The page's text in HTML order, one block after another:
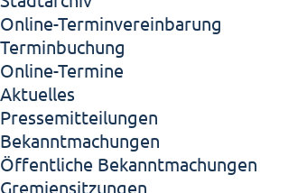
Online-Terminvereinbarung
Terminbuchung
Online-Termine
Aktuelles
Pressemitteilungen
Bekanntmachungen
Öffentliche Bekanntmachungen
Gremiensitzungen